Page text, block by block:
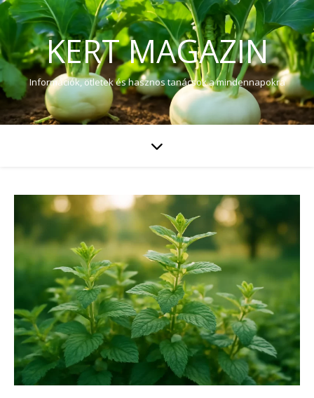
KERT MAGAZIN
Információk, ötletek és hasznos tanácsok a mindennapokra